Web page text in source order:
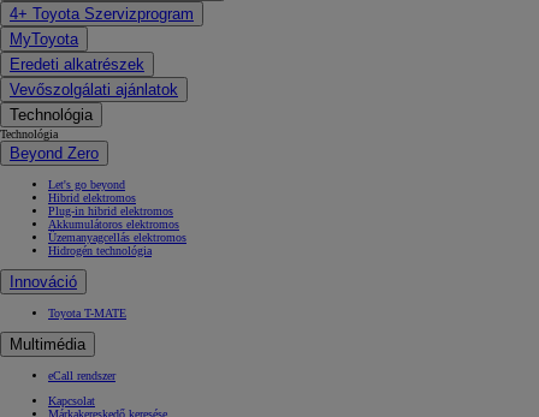
4+ Toyota Szervizprogram
MyToyota
Eredeti alkatrészek
Vevőszolgálati ajánlatok
Technológia
Technológia
Beyond Zero
Let's go beyond
Hibrid elektromos
Plug-in hibrid elektromos
Akkumulátoros elektromos
Üzemanyagcellás elektromos
Hidrogén technológia
Innováció
Toyota T-MATE
Multimédia
eCall rendszer
Kapcsolat
Márkakereskedő keresése